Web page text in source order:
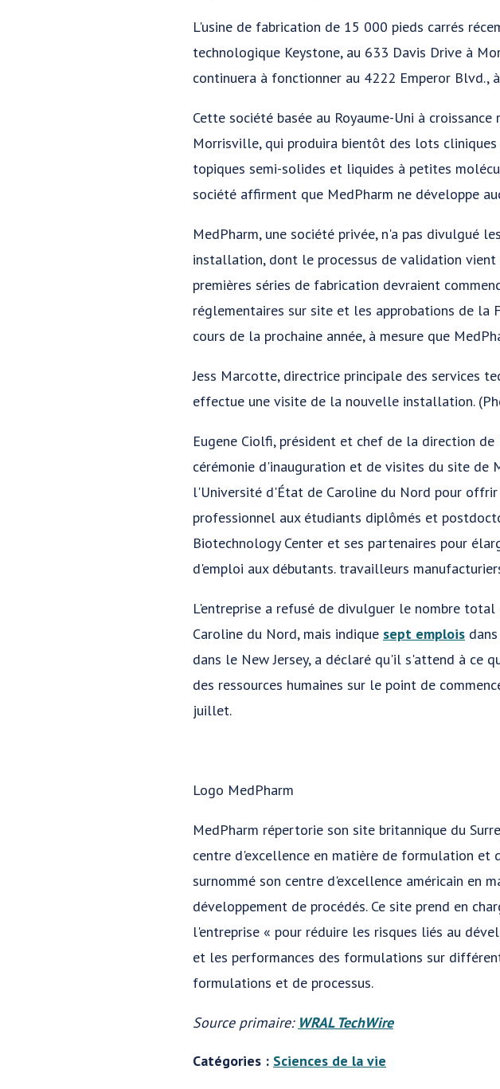
L'usine de fabrication de 15 000 pieds carrés
technologique Keystone, au 633 Davis Drive à
continuera à fonctionner au 4222 Emperor Blvd.,
Cette société basée au Royaume-Uni à
Morrisville, qui produira bientôt des lots
topiques semi-solides et liquides à petites
société affirment que MedPharm ne développe
MedPharm, une société privée, n'a pas divulgué
installation, dont le processus de validation
premières séries de fabrication devraient
réglementaires sur site et les approbations de la
cours de la prochaine année, à mesure que
Jess Marcotte, directrice principale des services
effectue une visite de la nouvelle installation.
Eugene Ciolfi, président et chef de la direction
cérémonie d'inauguration et de visites du site de
l'Université d'État de Caroline du Nord pour
professionnel aux étudiants diplômés et
Biotechnology Center et ses partenaires pour
d'emploi aux débutants. travailleurs
L'entreprise a refusé de divulguer le nombre
Caroline du Nord, mais indique sept emplois
dans le New Jersey, a déclaré qu'il s'attend à ce
des ressources humaines sur le point de
juillet.
Logo MedPharm
MedPharm répertorie son site britannique du
centre d'excellence en matière de formulation et
surnommé son centre d'excellence américain en
développement de procédés. Ce site prend en
l'entreprise « pour réduire les risques liés au
et les performances des formulations sur
formulations et de processus.
Source primaire: WRAL TechWire
Catégories : Sciences de la vie